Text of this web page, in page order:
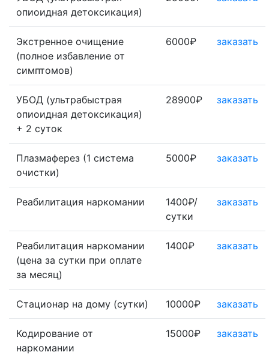
опиоидная детоксикация)
Экстренное очищение
(полное избавление от
симптомов)
6000₽ заказать
УБОД (ультрабыстрая
опиоидная детоксикация)
+ 2 суток
28900₽ заказать
Плазмаферез (1 система
очистки)
5000₽ заказать
Реабилитация наркомании
1400₽/
сутки
заказать
Реабилитация наркомании
(цена за сутки при оплате
за месяц)
1400₽ заказать
Стационар на дому (сутки) 10000₽ заказать
Кодирование от
наркомании
15000₽ заказать